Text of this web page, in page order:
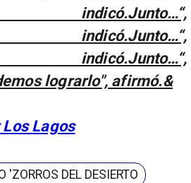
indicó.Junto…“,
indicó.Junto…“,
indicó.Junto…“,
lograrlo", afirmó.&
Lagos
'ZORROS DEL DESIERTO